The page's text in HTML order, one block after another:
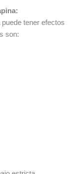
puede tener efectos
son: